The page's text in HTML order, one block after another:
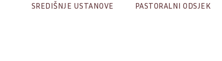
SREDIŠNJE USTANOVE PASTORALNI ODSJEK